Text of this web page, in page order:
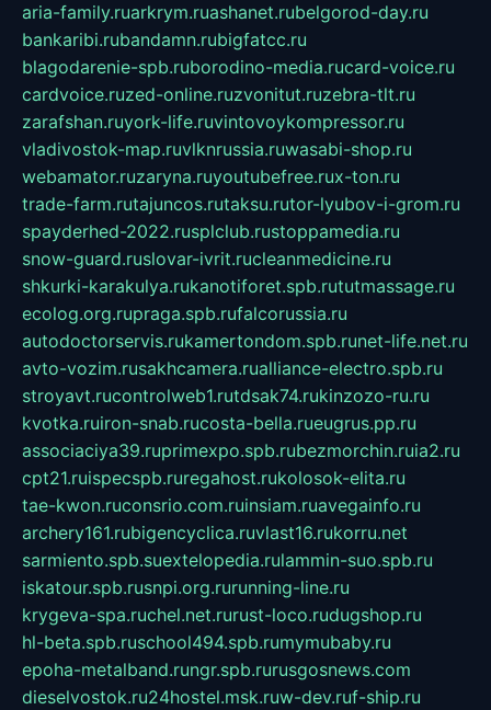
aria-family.ruarkrym.ruashanet.rubelgorod-day.ru
bankaribi.rubandamn.rubigfatcc.ru
blagodarenie-spb.ruborodino-media.rucard-voice.ru
cardvoice.ruzed-online.ruzvonitut.ruzebra-tlt.ru
zarafshan.ruyork-life.ruvintovoykompressor.ru
vladivostok-map.ruvlknrussia.ruwasabi-shop.ru
webamator.ruzaryna.ruyoutubefree.rux-ton.ru
trade-farm.rutajuncos.rutaksu.rutor-lyubov-i-grom.ru
spayderhed-2022.rusplclub.rustoppamedia.ru
snow-guard.ruslovar-ivrit.rucleanmedicine.ru
shkurki-karakulya.rukanotiforet.spb.rututmassage.ru
ecolog.org.rupraga.spb.rufalcorussia.ru
autodoctorservis.rukamertondom.spb.runet-life.net.ru
avto-vozim.rusakhcamera.rualliance-electro.spb.ru
stroyavt.rucontrolweb1.rutdsak74.rukinzozo-ru.ru
kvotka.ruiron-snab.rucosta-bella.rueugrus.pp.ru
associaciya39.ruprimexpo.spb.rubezmorchin.ruia2.ru
cpt21.ruispecspb.ruregahost.rukolosok-elita.ru
tae-kwon.ruconsrio.com.ruinsiam.ruavegainfo.ru
archery161.rubigencyclica.ruvlast16.rukorru.net
sarmiento.spb.suextelopedia.rulammin-suo.spb.ru
iskatour.spb.rusnpi.org.rurunning-line.ru
krygeva-spa.ruchel.net.rurust-loco.rudugshop.ru
hl-beta.spb.ruschool494.spb.rumymubaby.ru
epoha-metalband.rungr.spb.rurusgosnews.com
dieselvostok.ru24hostel.msk.ruw-dev.ruf-ship.ru